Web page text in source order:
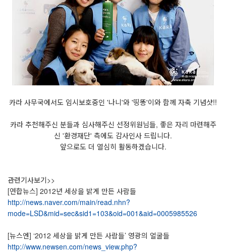
카라 사무국에서도 임시보호중인 '나니'와 '띵똥'이와 함께 자축 기념샷!!
카라 추천해주신 분들과 심사해주신 선정위원님들, 좋은 자리 마련해주
신 '환경재단' 측에도 감사인사 드립니다.
앞으로도 더 열심히 활동하겠습니다.
관련기사보기>>
[연합뉴스] 2012년 세상을 밝게 만든 사람들
http://news.naver.com/main/read.nhn?
mode=LSD&mid=sec&sid1=103&oid=001&aid=0005985526
[뉴스엔] ‘2012 세상을 밝게 만든 사람들’ 영광의 얼굴들
http://www.newsen.com/news_view.php?